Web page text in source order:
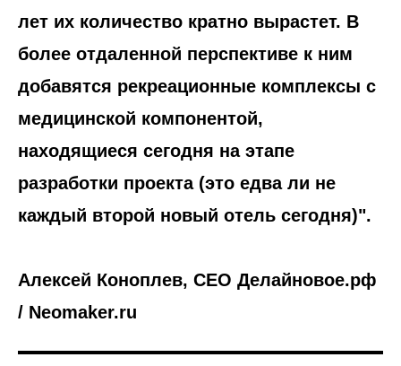
лет их количество кратно вырастет. В
более отдаленной перспективе к ним
добавятся рекреационные комплексы с
медицинской компонентой,
находящиеся сегодня на этапе
разработки проекта (это едва ли не
каждый второй новый отель сегодня)".
Алексей Коноплев, CEO Делайновое.рф
/ Neomaker.ru